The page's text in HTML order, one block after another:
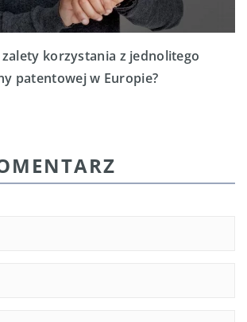
zalety korzystania z jednolitego
patentowej w Europie?